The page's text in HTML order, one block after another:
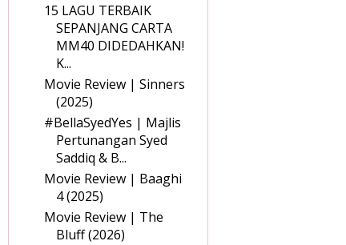
15 LAGU TERBAIK
SEPANJANG CARTA
MM40 DIDEDAHKAN!
K...
Movie Review | Sinners
(2025)
#BellaSyedYes | Majlis
Pertunangan Syed
Saddiq & B...
Movie Review | Baaghi
4 (2025)
Movie Review | The
Bluff (2026)